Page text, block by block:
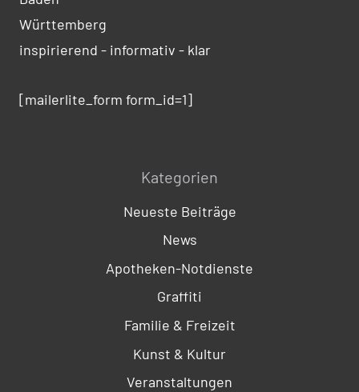
Württemberg
inspirierend - informativ - klar
[mailerlite_form form_id=1]
Kategorien
Neueste Beiträge
News
Apotheken-Notdienste
Graffiti
Familie & Freizeit
Kunst & Kultur
Veranstaltungen